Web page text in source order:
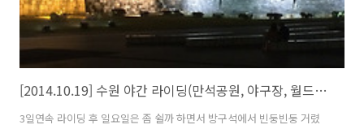
[2014.10.19] 수원 야간 라이딩(만석공원, 야구장, 월드컵 경기장, 수원화성)
3일연속 라이딩 후 일요일은 좀 쉴까 하면서 방구석에서 빈둥빈둥 거렸